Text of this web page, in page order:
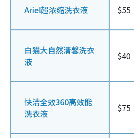
Ariel超浓缩洗衣液 $55
白猫大自然清馨洗衣
液
$40
快洁全效360高效能
洗衣液
$75